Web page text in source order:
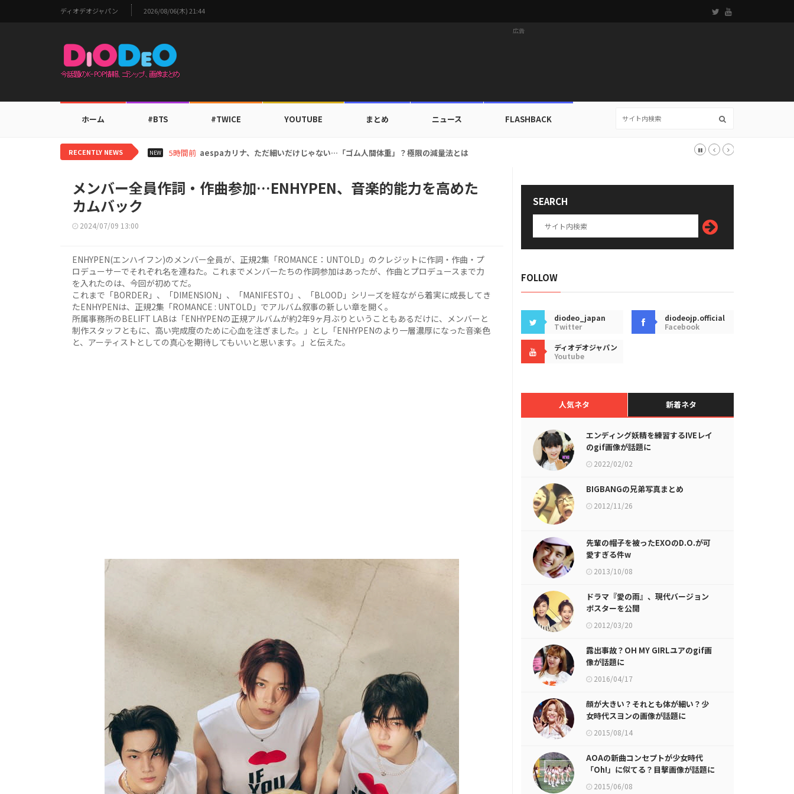
ディオデオジャパン 2026/08/06(木) 21:44
広告
ホーム #BTS #TWICE YOUTUBE まとめ ニュース FLASHBACK
RECENTLY NEWS NEW 7時間前 TWICEモモ、家族にワールドツアーの旅行費用全額サポート！22カ国・64都市以上
メンバー全員作詞・作曲参加…ENHYPEN、音楽的能力を高めた
カムバック
2024/07/09 13:00
ENHYPEN(エンハイフン)のメンバー全員が、正規2集「ROMANCE：UNTOLD」のクレジットに作詞・作曲・プ
ロデューサーでそれぞれ名を連ねた。これまでメンバーたちの作詞参加はあったが、作曲とプロデュースまで力
を入れたのは、今回が初めてだ。
これまで「BORDER」、「DIMENSION」、「MANIFESTO」、「BLOOD」シリーズを経ながら着実に成長してき
たENHYPENは、正規2集「ROMANCE : UNTOLD」でアルバム叙事の新しい章を開く。
所属事務所のBELIFT LABは「ENHYPENの正規アルバムが約2年9ヶ月ぶりということもあるだけに、メンバーと
制作スタッフともに、高い完成度のために心血を注ぎました。」とし「ENHYPENのより一層濃厚になった音楽色
と、アーティストとしての真心を期待してもいいと思います。」と伝えた。
SEARCH
FOLLOW
diodeo_japan
Twitter
diodeojp.official
Facebook
ディオデオジャパン
Youtube
人気ネタ 新着ネタ
エンディング妖精を練習するIVEレイ
のgif画像が話題に
2022/02/02
BIGBANGの兄弟写真まとめ
2012/11/26
先輩の帽子を被ったEXOのD.O.が可
愛すぎる件w
2013/10/08
ドラマ『愛の雨』、現代バージョン
ポスターを公開
2012/03/20
露出事故？OH MY GIRLユアのgif画
像が話題に
2016/04/17
顔が大きい？それとも体が細い？少
女時代スヨンの画像が話題に
2015/08/14
AOAの新曲コンセプトが少女時代
「Oh!」に似てる？目撃画像が話題に
2015/06/08